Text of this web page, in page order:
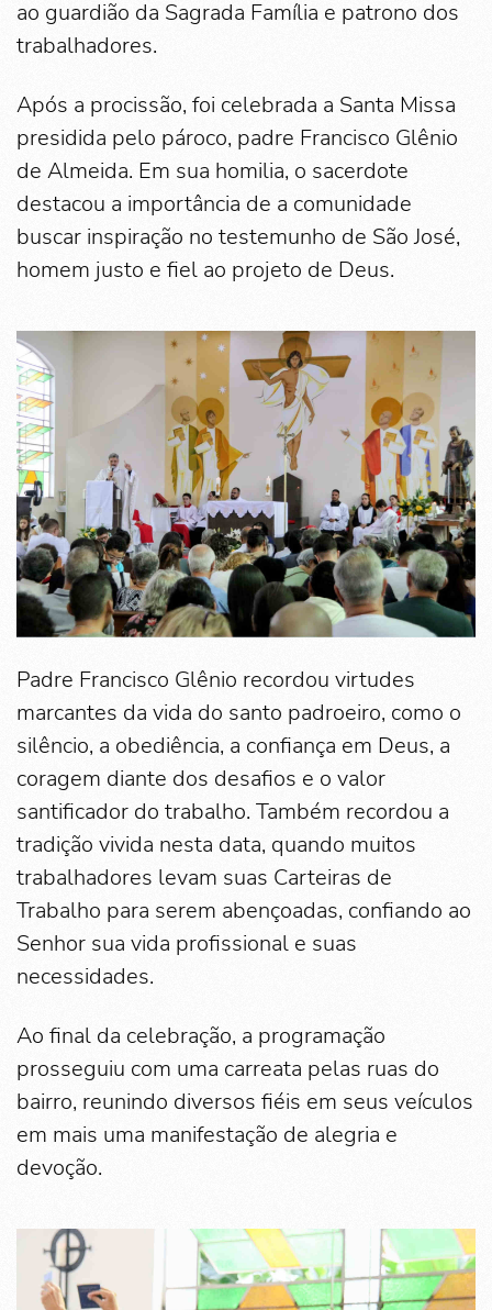
ao guardião da Sagrada Família e patrono dos
trabalhadores.
Após a procissão, foi celebrada a Santa Missa
presidida pelo pároco, padre Francisco Glênio
de Almeida. Em sua homilia, o sacerdote
destacou a importância de a comunidade
buscar inspiração no testemunho de São José,
homem justo e fiel ao projeto de Deus.
Padre Francisco Glênio recordou virtudes
marcantes da vida do santo padroeiro, como o
silêncio, a obediência, a confiança em Deus, a
coragem diante dos desafios e o valor
santificador do trabalho. Também recordou a
tradição vivida nesta data, quando muitos
trabalhadores levam suas Carteiras de
Trabalho para serem abençoadas, confiando ao
Senhor sua vida profissional e suas
necessidades.
Ao final da celebração, a programação
prosseguiu com uma carreata pelas ruas do
bairro, reunindo diversos fiéis em seus veículos
em mais uma manifestação de alegria e
devoção.